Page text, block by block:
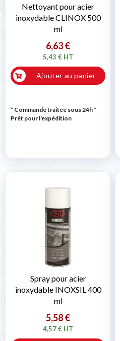
Nettoyant pour acier
inoxydable CLINOX 500
ml
6,63 €
5,43 € HT
Ajouter au panier
* Commande traitée sous 24h*
Prêt pour l'expédition
Spray pour acier
inoxydable INOXSIL 400
ml
5,58 €
4,57 € HT